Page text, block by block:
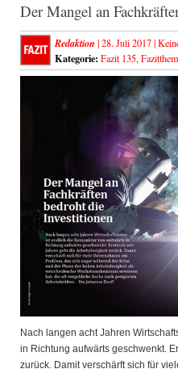
Der Mangel an
Redaktion | 28. Juli 2017 |
Kategorie: Fazit 135,
Nach langen acht Jahren
in Richtung aufwärts geschwenkt.
zurück. Damit verschärft sich für